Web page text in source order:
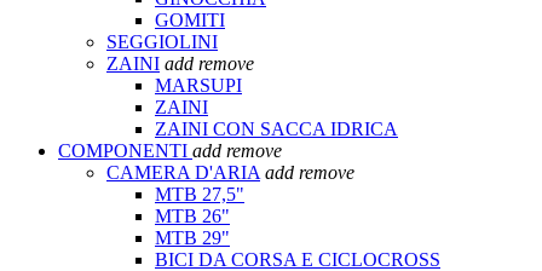
GOMITI
SEGGIOLINI
ZAINI add remove
MARSUPI
ZAINI
ZAINI CON SACCA IDRICA
COMPONENTI add remove
CAMERA D'ARIA add remove
MTB 27,5"
MTB 26"
MTB 29"
BICI DA CORSA E CICLOCROSS